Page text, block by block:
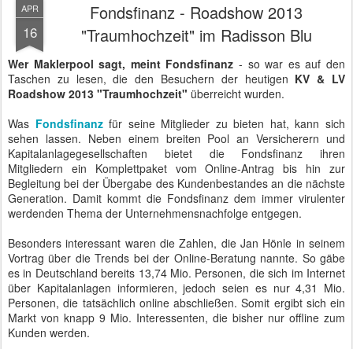
APR
16
Fondsfinanz - Roadshow 2013
"Traumhochzeit" im Radisson Blu
Wer Maklerpool sagt, meint Fondsfinanz - so war es auf den
Taschen zu lesen, die den Besuchern der heutigen KV & LV
Roadshow 2013 "Traumhochzeit" überreicht wurden.
Was Fondsfinanzfür seine Mitglieder zu bieten hat, kann sich
sehen lassen. Neben einem breiten Pool an Versicherern und
Kapitalanlagegesellschaften bietet die Fondsfinanz ihren
Mitgliedern ein Komplettpaket vom Online-Antrag bis hin zur
Begleitung bei der Übergabe des Kundenbestandes an die nächste
Generation. Damit kommt die Fondsfinanz dem immer virulenter
werdenden Thema der Unternehmensnachfolge entgegen.
Besonders interessant waren die Zahlen, die Jan Hönle in seinem
Vortrag über die Trends bei der Online-Beratung nannte. So gäbe
es in Deutschland bereits 13,74 Mio. Personen, die sich im Internet
über Kapitalanlagen informieren, jedoch seien es nur 4,31 Mio.
Personen, die tatsächlich online abschließen. Somit ergibt sich ein
Markt von knapp 9 Mio. Interessenten, die bisher nur offline zum
Kunden werden.